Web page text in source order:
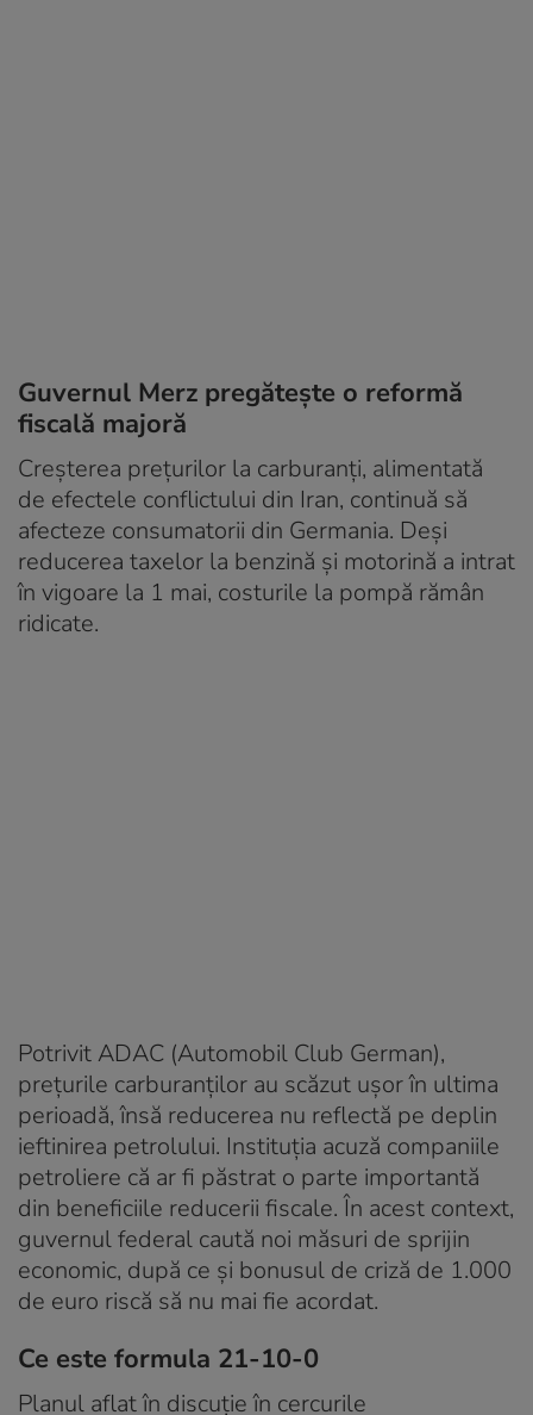
Guvernul Merz pregătește o reformă
fiscală majoră
Creșterea prețurilor la carburanți, alimentată
de efectele conflictului din Iran, continuă să
afecteze consumatorii din Germania. Deși
reducerea taxelor la benzină și motorină a intrat
în vigoare la 1 mai, costurile la pompă rămân
ridicate.
Potrivit ADAC (Automobil Club German),
prețurile carburanților au scăzut ușor în ultima
perioadă, însă reducerea nu reflectă pe deplin
ieftinirea petrolului. Instituția acuză companiile
petroliere că ar fi păstrat o parte importantă
din beneficiile reducerii fiscale. În acest context,
guvernul federal caută noi măsuri de sprijin
economic, după ce și bonusul de criză de 1.000
de euro riscă să nu mai fie acordat.
Ce este formula 21-10-0
Planul aflat în discuție în cercurile